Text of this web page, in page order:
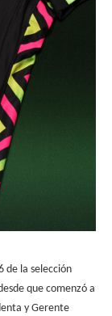
de la selección
que comenzó a
y Gerente